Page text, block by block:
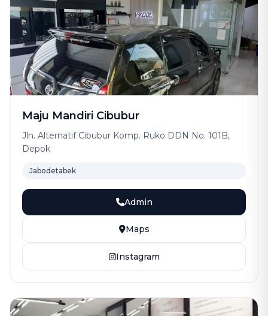
Maju Mandiri Cibubur
Jln. Alternatif Cibubur Komp. Ruko DDN No. 101B,
Depok
Jabodetabek
Admin
Maps
Instagram